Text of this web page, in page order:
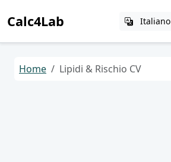
Calc4Lab Italiano
Home Lipidi & Rischio CV